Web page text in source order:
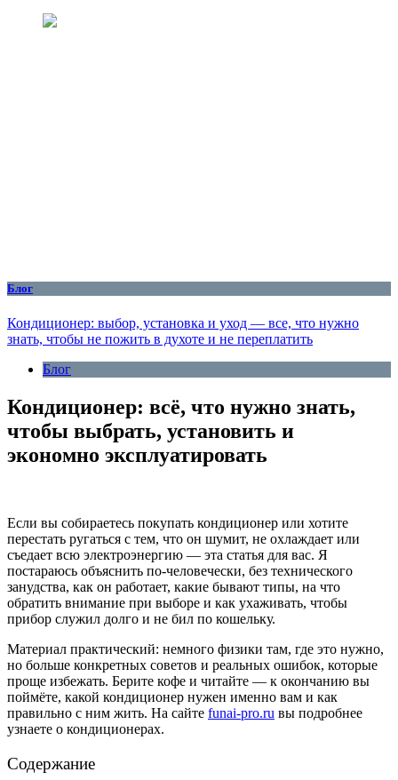
Блог
Кондиционер: выбор, установка и уход — все, что нужно
знать, чтобы не пожить в духоте и не переплатить
Блог
Кондиционер: всё, что нужно знать,
чтобы выбрать, установить и
экономно эксплуатировать
Если вы собираетесь покупать кондиционер или хотите
перестать ругаться с тем, что он шумит, не охлаждает или
съедает всю электроэнергию — эта статья для вас. Я
постараюсь объяснить по-человечески, без технического
занудства, как он работает, какие бывают типы, на что
обратить внимание при выборе и как ухаживать, чтобы
прибор служил долго и не бил по кошельку.
Материал практический: немного физики там, где это нужно,
но больше конкретных советов и реальных ошибок, которые
проще избежать. Берите кофе и читайте — к окончанию вы
поймёте, какой кондиционер нужен именно вам и как
правильно с ним жить. На сайте funai-pro.ru вы подробнее
узнаете о кондиционерах.
Содержание